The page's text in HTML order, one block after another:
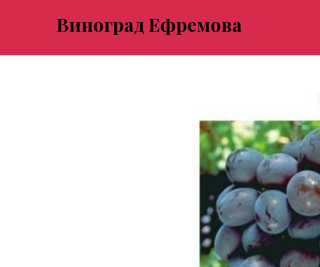
Виноград Ефремова